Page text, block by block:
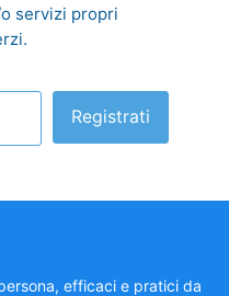
servizi propri
Registrati
efficaci e pratici da